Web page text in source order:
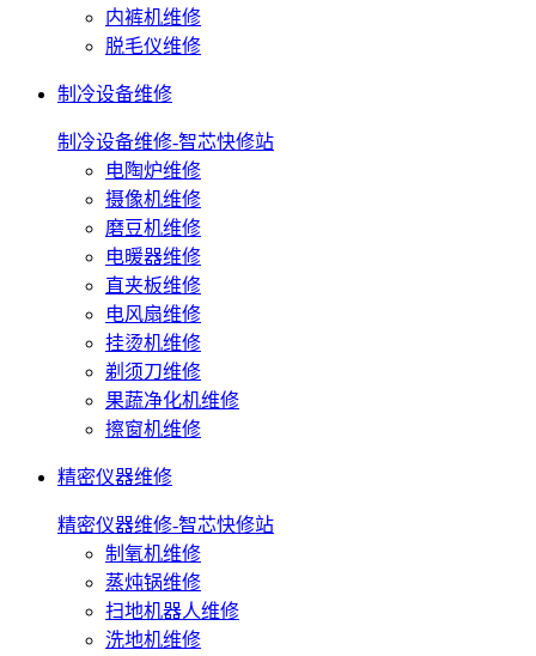
内裤机维修
脱毛仪维修
制冷设备维修
制冷设备维修-智芯快修站
电陶炉维修
摄像机维修
磨豆机维修
电暖器维修
直夹板维修
电风扇维修
挂烫机维修
剃须刀维修
果蔬净化机维修
擦窗机维修
精密仪器维修
精密仪器维修-智芯快修站
制氧机维修
蒸炖锅维修
扫地机器人维修
洗地机维修